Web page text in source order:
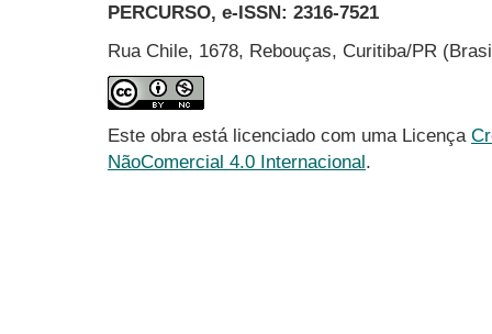
PERCURSO, e-ISSN: 2316-7521
Rua Chile, 1678, Rebouças, Curitiba/PR
Este obra está licenciado com uma Licença
NãoComercial 4.0 Internacional.